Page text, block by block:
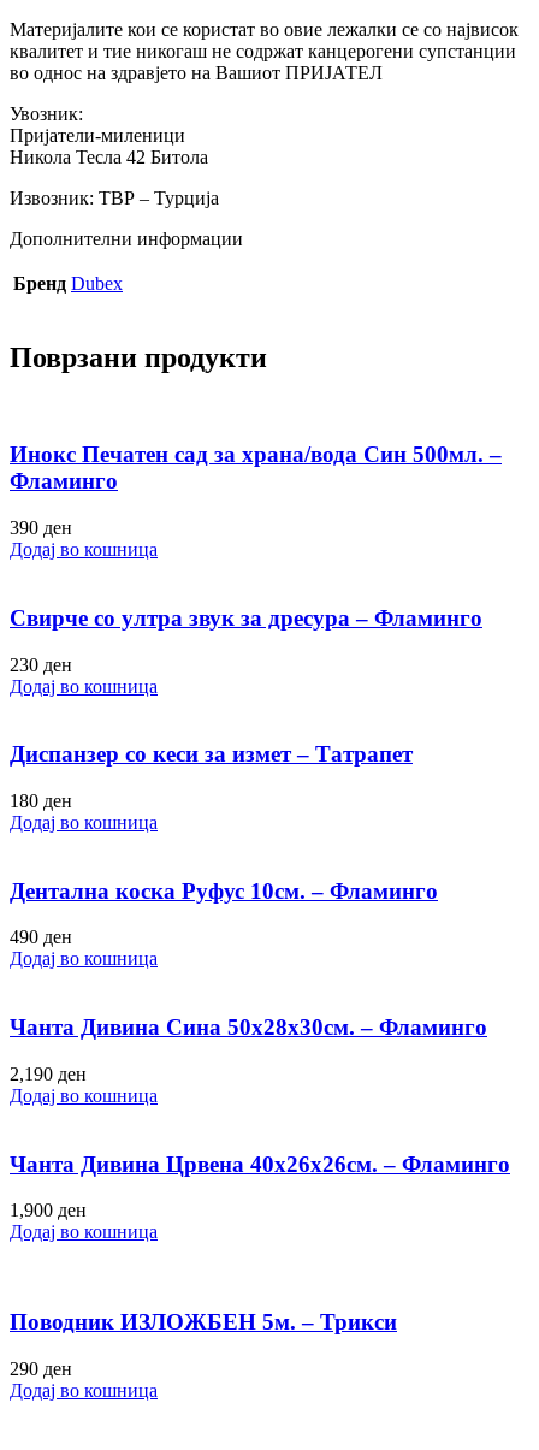
Материјалите кои се користат во овие лежалки се со највисок
квалитет и тие никогаш не содржат канцерогени супстанции
во однос на здравјето на Вашиот ПРИЈАТЕЛ
Увозник:
Пријатели-миленици
Никола Тесла 42 Битола
Извозник: ТВР – Турција
Дополнителни информации
Бренд Dubex
Поврзани продукти
Инокс Печатен сад за храна/вода Син 500мл. –
Фламинго
390 ден
Додај во кошница
Свирче со ултра звук за дресура – Фламинго
230 ден
Додај во кошница
Диспанзер со кеси за измет – Татрапет
180 ден
Додај во кошница
Дентална коска Руфус 10см. – Фламинго
490 ден
Додај во кошница
Чанта Дивина Сина 50х28х30см. – Фламинго
2,190 ден
Додај во кошница
Чанта Дивина Црвена 40х26х26см. – Фламинго
1,900 ден
Додај во кошница
Поводник ИЗЛОЖБЕН 5м. – Трикси
290 ден
Додај во кошница